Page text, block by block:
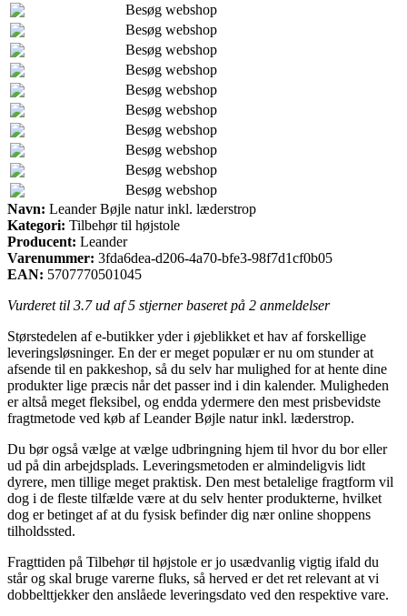
Besøg webshop
Besøg webshop
Besøg webshop
Besøg webshop
Besøg webshop
Besøg webshop
Besøg webshop
Besøg webshop
Besøg webshop
Besøg webshop
Navn: Leander Bøjle natur inkl. læderstrop
Kategori: Tilbehør til højstole
Producent: Leander
Varenummer: 3fda6dea-d206-4a70-bfe3-98f7d1cf0b05
EAN: 5707770501045
Vurderet til 3.7ud af 5 stjerner baseret på 2 anmeldelser
Størstedelen af e-butikker yder i øjeblikket et hav af forskellige
leveringsløsninger. En der er meget populær er nu om stunder at
afsende til en pakkeshop, så du selv har mulighed for at hente dine
produkter lige præcis når det passer ind i din kalender. Muligheden
er altså meget fleksibel, og endda ydermere den mest prisbevidste
fragtmetode ved køb af Leander Bøjle natur inkl. læderstrop.
Du bør også vælge at vælge udbringning hjem til hvor du bor eller
ud på din arbejdsplads. Leveringsmetoden er almindeligvis lidt
dyrere, men tillige meget praktisk. Den mest betalelige fragtform vil
dog i de fleste tilfælde være at du selv henter produkterne, hvilket
dog er betinget af at du fysisk befinder dig nær online shoppens
tilholdssted.
Fragttiden på Tilbehør til højstole er jo usædvanlig vigtig ifald du
står og skal bruge varerne fluks, så herved er det ret relevant at vi
dobbelttjekker den anslåede leveringsdato ved den respektive vare.